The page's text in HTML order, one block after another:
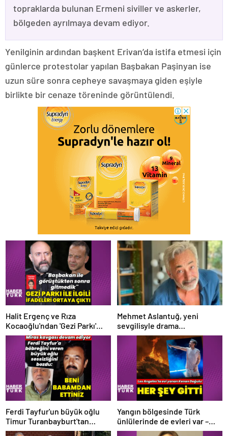
topraklarda bulunan Ermeni siviller ve askerler,
bölgeden ayrılmaya devam ediyor.
Yenilginin ardından başkent Erivan’da istifa etmesi için
günlerce protestolar yapılan Başbakan Paşinyan ise
uzun süre sonra cepheye savaşmaya giden eşiyle
birlikte bir cenaze töreninde görüntülendi.
Halit Ergenç ve Rıza
Kocaoğlu'ndan 'Gezi Parkı'
ifadesi – Magazin haberleri
Mehmet Aslantuğ, yeni
sevgilisyle drama
çalışmalarında tanıştı –
Magazin haberleri
Ferdi Tayfur'un büyük oğlu
Timur Turanbayburt'tan
açıklama Magazin haberleri
Yangın bölgesinde Türk
ünlülerinde de evleri var –
Magazin haberleri